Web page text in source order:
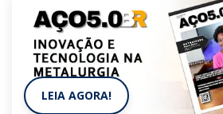
LEIA AGORA!